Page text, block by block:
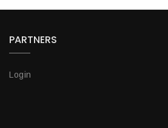
PARTNERS
Login